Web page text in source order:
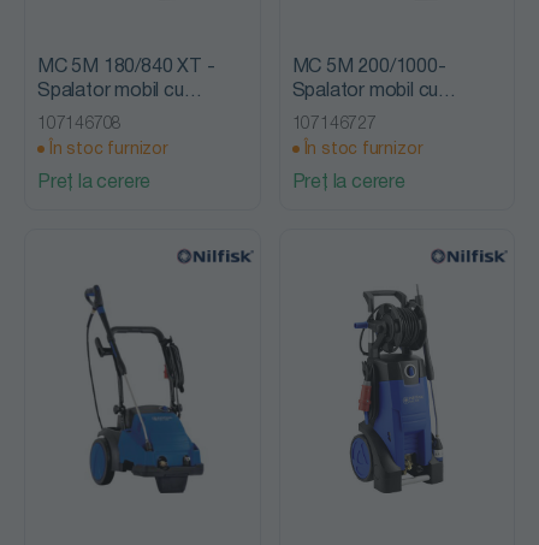
MC 5M 180/840 XT -
Spalator mobil cu
presiune, fara incalzire,
Nilfisk Alto
107146708
În stoc furnizor
Preț la cerere
MC 5M 200/1000-
Spalator mobil cu
presiune, fara incalzire,
Nilfisk Alto
107146727
În stoc furnizor
Preț la cerere